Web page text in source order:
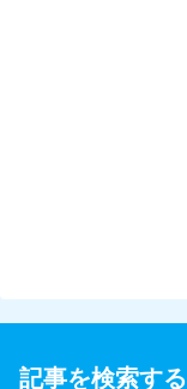
記事を検索する